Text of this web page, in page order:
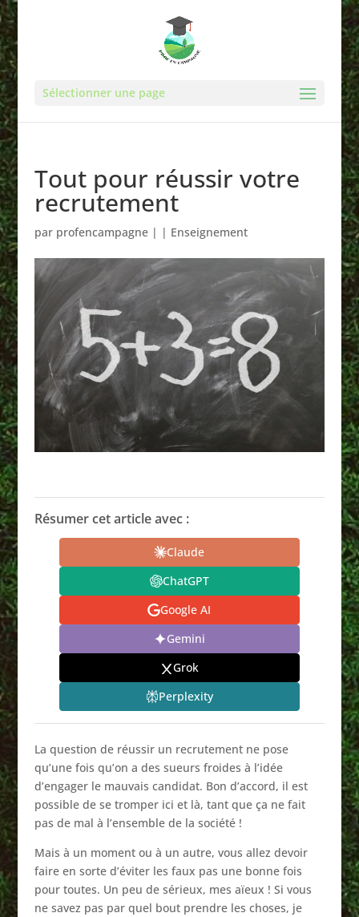
Sélectionner une page
Tout pour réussir votre
recrutement
par profencampagne| | Enseignement
Résumer cet article avec :
Claude
ChatGPT
Google AI
Gemini
Grok
Perplexity
La question de réussir un recrutement ne pose
qu’une fois qu’on a des sueurs froides à l’idée
d’engager le mauvais candidat. Bon d’accord, il est
possible de se tromper ici et là, tant que ça ne fait
pas de mal à l’ensemble de la société !
Mais à un moment ou à un autre, vous allez devoir
faire en sorte d’éviter les faux pas une bonne fois
pour toutes. Un peu de sérieux, mes aïeux ! Si vous
ne savez pas par quel bout prendre les choses, je